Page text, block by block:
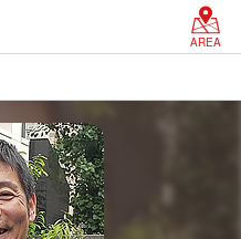
AREA